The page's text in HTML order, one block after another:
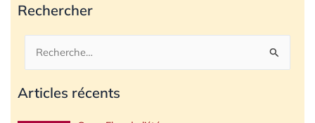
Rechercher
Rechercher :
Articles récents